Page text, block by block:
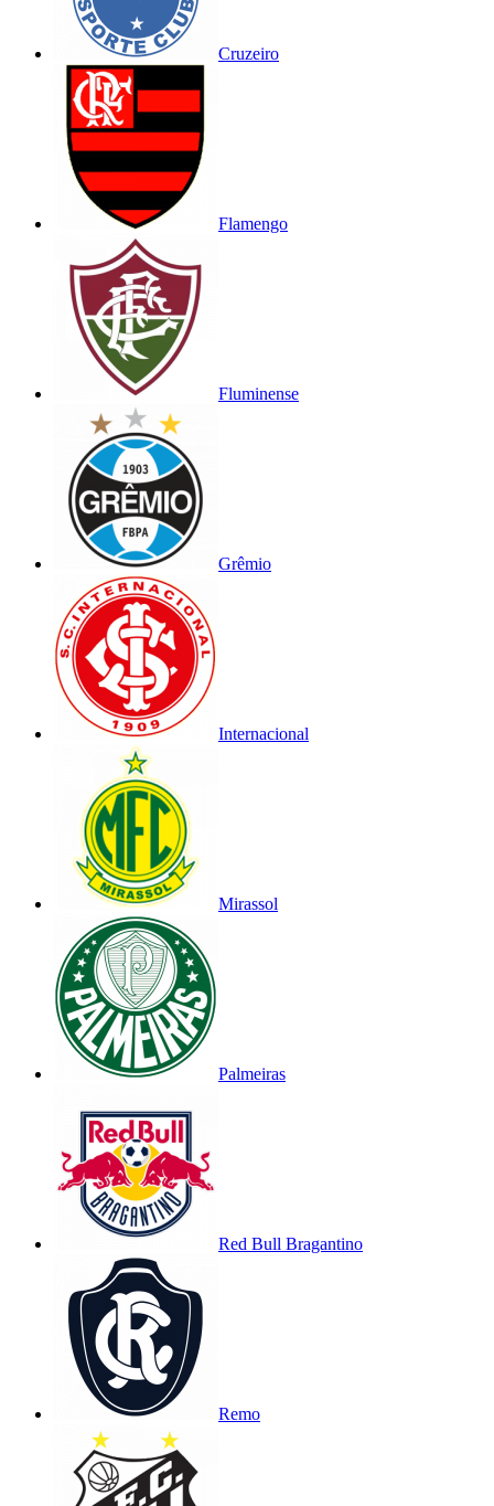
Cruzeiro
Flamengo
Fluminense
Grêmio
Internacional
Mirassol
Palmeiras
Red Bull Bragantino
Remo